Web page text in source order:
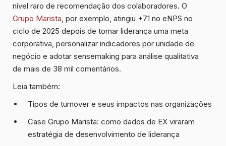
nível raro de recomendação dos colaboradores. O
Grupo Marista, por exemplo, atingiu +71 no eNPS no
ciclo de 2025 depois de tornar liderança uma meta
corporativa, personalizar indicadores por unidade de
negócio e adotar sensemaking para análise qualitativa
de mais de 38 mil comentários.
Leia também:
Tipos de turnover e seus impactos nas organizações
Case Grupo Marista: como dados de EX viraram
estratégia de desenvolvimento de liderança